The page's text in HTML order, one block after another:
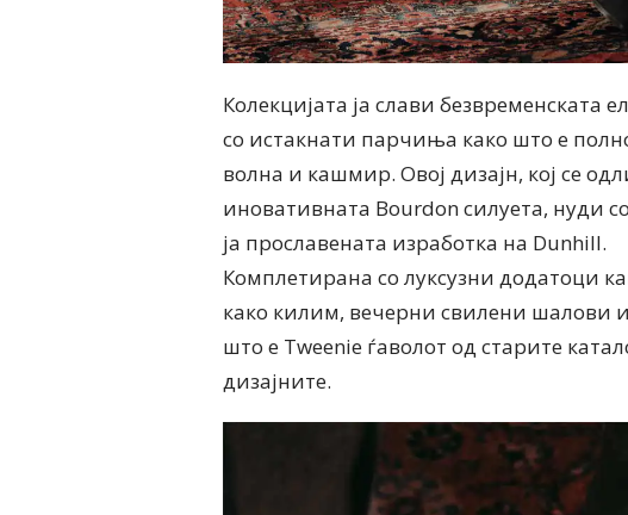
Колекцијата ја слави безвременската
со истакнати парчиња како што е
волна и кашмир. Овој дизајн, кој се
иновативната Bourdon силуета, нуди
ја прославената изработка на Dunhill.
Комплетирана со луксузни додатоци
како килим, вечерни свилени шалови
што е Tweenie ѓаволот од старите
дизајните.